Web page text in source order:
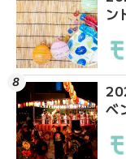
ン
ベ